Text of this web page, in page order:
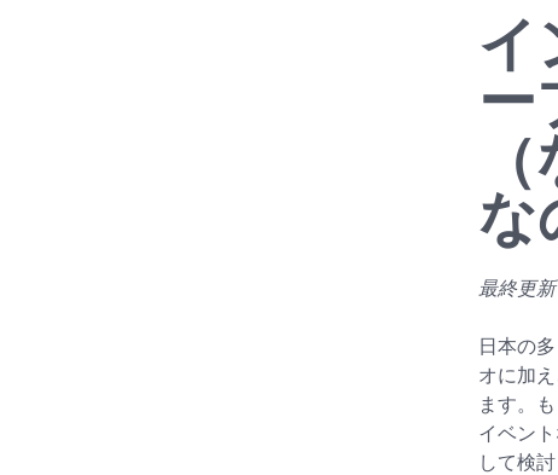
イ
ー
な
最終更
日本の
オに加
ます。
イベン
して検